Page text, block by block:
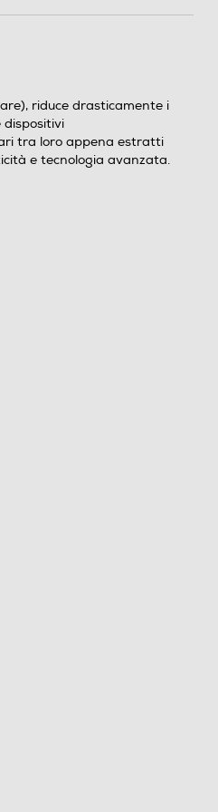
riduce drasticamente i
dispositivi
tra loro appena estratti
e tecnologia avanzata.